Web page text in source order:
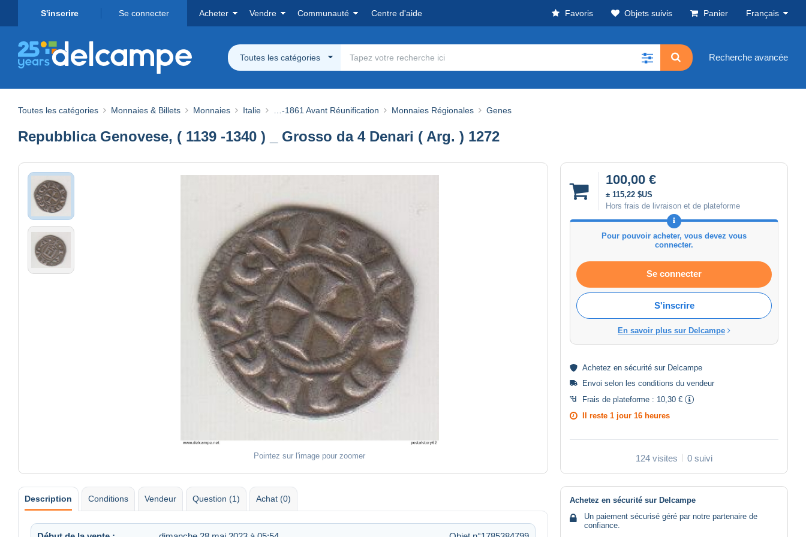
S'inscrire Se connecter Acheter Vendre Communauté Centre d'aide Favoris Objets suivis Panier Français
Toutes les catégories Recherche avancée
Toutes les catégories Monnaies & Billets Monnaies Italie …-1861 Avant Réunification Monnaies Régionales Genes
Repubblica Genovese, ( 1139 -1340 ) _ Grosso da 4 Denari ( Arg. ) 1272
Pointez sur l'image pour zoomer
100,00 €
± 115,22 $US
Hors frais de livraison et de plateforme
Pour pouvoir acheter, vous devez vous
connecter.
Se connecter
S'inscrire
En savoir plus sur Delcampe
Achetez en sécurité sur Delcampe
Envoi selon les conditions du vendeur
Frais de plateforme : 10,30 €
Il reste 1 jour 16 heures
124 visites 0 suivi
Description Conditions Vendeur Question (1) Achat (0)
Achetez en sécurité sur Delcampe
Un paiement sécurisé géré par notre partenaire de
confiance.